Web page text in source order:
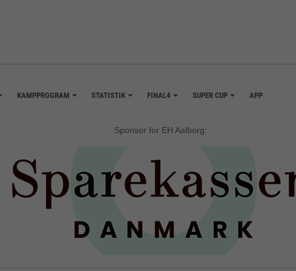
KAMPPROGRAM STATISTIK FINAL4 SUPER CUP APP
Sponsor for EH Aalborg: